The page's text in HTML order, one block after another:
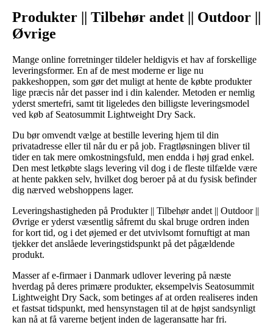
Produkter || Tilbehør andet || Outdoor ||
Øvrige
Mange online forretninger tildeler heldigvis et hav af forskellige
leveringsformer. En af de mest moderne er lige nu
pakkeshoppen, som gør det muligt at hente de købte produkter
lige præcis når det passer ind i din kalender. Metoden er nemlig
yderst smertefri, samt tit ligeledes den billigste leveringsmodel
ved køb af Seatosummit Lightweight Dry Sack.
Du bør omvendt vælge at bestille levering hjem til din
privatadresse eller til når du er på job. Fragtløsningen bliver til
tider en tak mere omkostningsfuld, men endda i høj grad enkel.
Den mest letkøbte slags levering vil dog i de fleste tilfælde være
at hente pakken selv, hvilket dog beroer på at du fysisk befinder
dig nærved webshoppens lager.
Leveringshastigheden på Produkter || Tilbehør andet || Outdoor ||
Øvrige er yderst væsentlig såfremt du skal bruge ordren inden
for kort tid, og i det øjemed er det utvivlsomt fornuftigt at man
tjekker det anslåede leveringstidspunkt på det pågældende
produkt.
Masser af e-firmaer i Danmark udlover levering på næste
hverdag på deres primære produkter, eksempelvis Seatosummit
Lightweight Dry Sack, som betinges af at orden realiseres inden
et fastsat tidspunkt, med hensynstagen til at de højst sandsynligt
kan nå at få varerne betjent inden de lageransatte har fri.